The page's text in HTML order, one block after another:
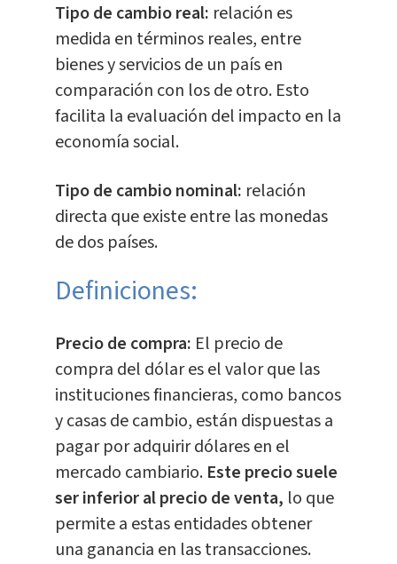
Tipo de cambio real: relación es
medida en términos reales, entre
bienes y servicios de un país en
comparación con los de otro. Esto
facilita la evaluación del impacto en la
economía social.
Tipo de cambio nominal: relación
directa que existe entre las monedas
de dos países.
Definiciones:
Precio de compra: El precio de
compra del dólar es el valor que las
instituciones financieras, como bancos
y casas de cambio, están dispuestas a
pagar por adquirir dólares en el
mercado cambiario. Este precio suele
ser inferior al precio de venta, lo que
permite a estas entidades obtener
una ganancia en las transacciones.